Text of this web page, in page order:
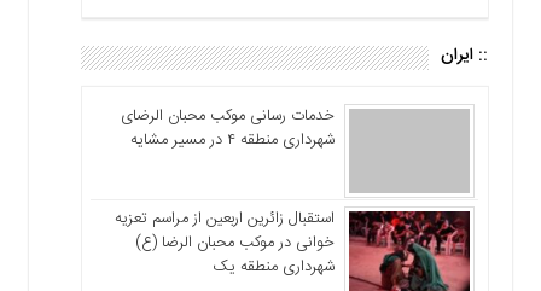
:: ایران
خدمات رسانی موکب محبان الرضای
شهرداری منطقه ۴ در مسیر مشایه
استقبال زائرین اربعین از مراسم تعزیه
خوانی در موکب محبان الرضا (ع)
شهرداری منطقه یک